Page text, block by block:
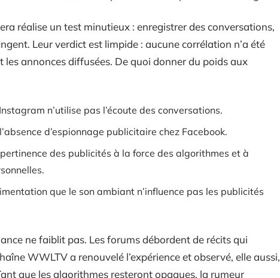
réalise un test minutieux : enregistrer des conversations,
Leur verdict est limpide : aucune corrélation n’a été
les annonces diffusées. De quoi donner du poids aux
n’utilise pas l’écoute des conversations.
d’espionnage publicitaire chez Facebook.
des publicités à la force des algorithmes et à
que le son ambiant n’influence pas les publicités
ne faiblit pas. Les forums débordent de récits qui
WWLTV a renouvelé l’expérience et observé, elle aussi,
que les algorithmes resteront opaques, la rumeur